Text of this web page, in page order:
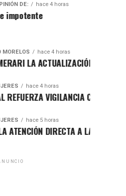
DE: hace 4 horas
impotente
MORELOS hace 4 horas
ACTUALIZACIÓN DEL ATLAS DE
hace 4 horas
VIGILANCIA CON
hace 5 horas
DIRECTA A LAS FAMILIAS